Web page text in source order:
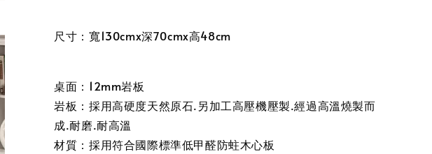
尺寸：寬130cmx深70cmx高48cm
桌面：12mm岩板
岩板：採用高硬度天然原石.另加工高壓機壓製.經過高溫燒製而
成.耐磨.耐高溫
材質：採用符合國際標準低甲醛防蛀木心板